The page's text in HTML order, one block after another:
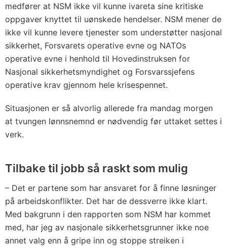
medfører at NSM ikke vil kunne ivareta sine kritiske
oppgaver knyttet til uønskede hendelser. NSM mener de
ikke vil kunne levere tjenester som understøtter nasjonal
sikkerhet, Forsvarets operative evne og NATOs
operative evne i henhold til Hovedinstruksen for
Nasjonal sikkerhetsmyndighet og Forsvarssjefens
operative krav gjennom hele krisespennet.
Situasjonen er så alvorlig allerede fra mandag morgen
at tvungen lønnsnemnd er nødvendig før uttaket settes i
verk.
Tilbake til jobb så raskt som mulig
– Det er partene som har ansvaret for å finne løsninger
på arbeidskonflikter. Det har de dessverre ikke klart.
Med bakgrunn i den rapporten som NSM har kommet
med, har jeg av nasjonale sikkerhetsgrunner ikke noe
annet valg enn å gripe inn og stoppe streiken i